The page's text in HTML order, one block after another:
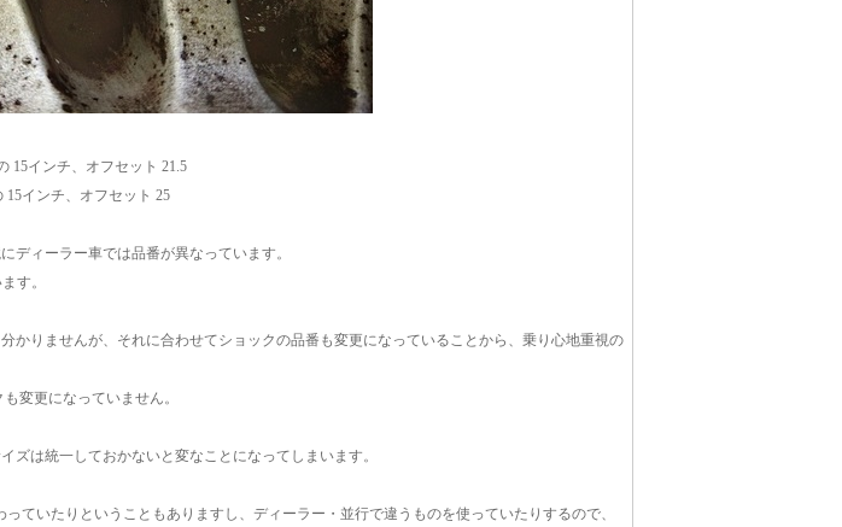
15インチ、オフセット 21.5
インチ、オフセット 25
ディーラー車では品番が異なっています。
す。
かりませんが、それに合わせてショックの品番も変更になっていることから、乗り心地重視の
変更になっていません。
ズは統一しておかないと変なことになってしまいます。
ていたりということもありますし、ディーラー・並行で違うものを使っていたりするので、